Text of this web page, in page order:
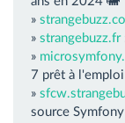
»
» strangebuzz.fr
»
7 prêt à
»
source